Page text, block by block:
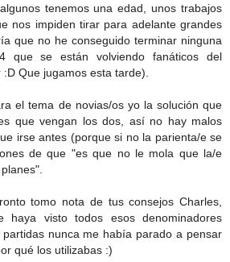
tenemos una edad, unos trabajos
nos impiden tirar para adelante grandes
que no he conseguido terminar ninguna
que se están volviendo fanáticos del
Que jugamos esta tarde).
el tema de novias/os yo la solución que
que vengan los dos, así no hay malos
irse antes (porque si no la parienta/e se
de que "es que no le mola que la/e
tomo nota de tus consejos Charles,
haya visto todos esos denominadores
nunca me había parado a pensar
qué los utilizabas :)